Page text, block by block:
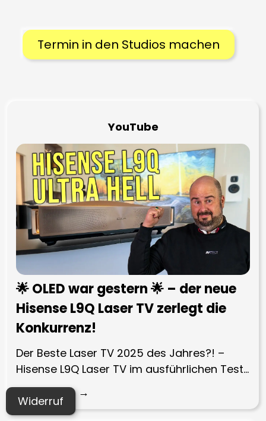
Termin in den Studios machen
YouTube
🌟 OLED war gestern 🌟 – der neue
Hisense L9Q Laser TV zerlegt die
Konkurrenz!
Der Beste Laser TV 2025 des Jahres?! –
Hisense L9Q Laser TV im ausführlichen Test…
Zum Video
Widerruf